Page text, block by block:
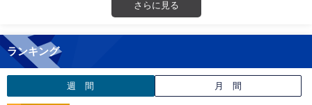
さらに見る
ランキング
週 間 月 間